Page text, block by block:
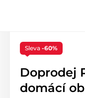
Sleva -60%
Doprodej
domácí